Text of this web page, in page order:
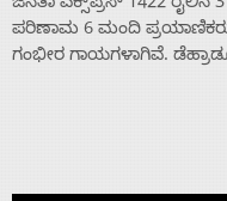
ಪರಿಣಾಮ 6 ಮಂದಿ ಪ್ರಯಾಣಿಕರು
ಗಂಭೀರ ಗಾಯಗಳಾಗಿವೆ.